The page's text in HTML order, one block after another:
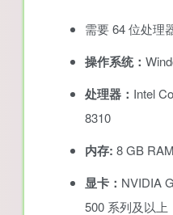
需要 64 位处理
操作系统：
处理器： Intel
8310
内存: 8 GB RAM
显卡： NVIDIA
500 系列及以上